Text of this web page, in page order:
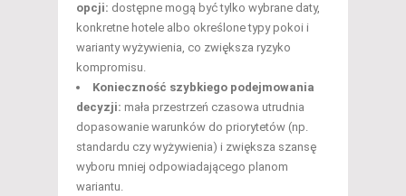
opcji: dostępne mogą być tylko wybrane daty,
konkretne hotele albo określone typy pokoi i
warianty wyżywienia, co zwiększa ryzyko
kompromisu.
Konieczność szybkiego podejmowania
decyzji: mała przestrzeń czasowa utrudnia
dopasowanie warunków do priorytetów (np.
standardu czy wyżywienia) i zwiększa szansę
wyboru mniej odpowiadającego planom
wariantu.